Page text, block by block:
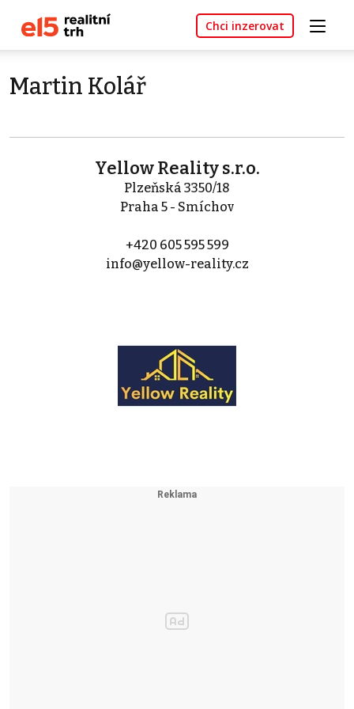
Chci inzerovat
Martin Kolář
Yellow Reality s.r.o.
Plzeňská 3350/18
Praha 5 - Smíchov
+420 605 595 599
info@yellow-reality.cz